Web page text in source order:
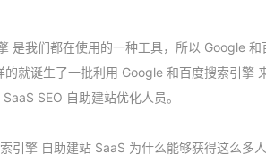
是我们都在使用的一种工具，所以 Google 和
的就诞生了一批利用 Google 和百度搜索引擎
SEO 自助建站优化人员。
引擎 自助建站 SaaS 为什么能够获得这么多